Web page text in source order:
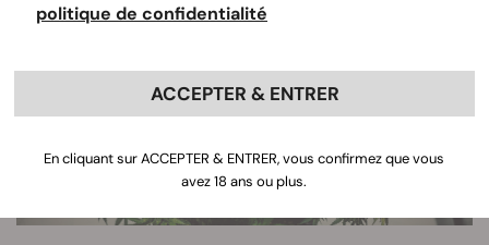
politique de confidentialité
ACCEPTER & ENTRER
En cliquant sur ACCEPTER & ENTRER, vous confirmez que vous
avez 18 ans ou plus.